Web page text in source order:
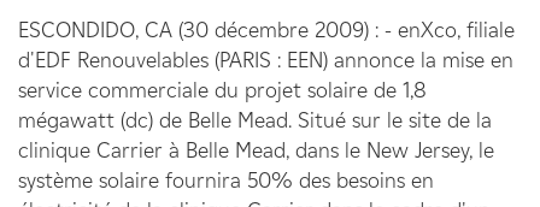
ESCONDIDO, CA (30 décembre 2009) : - enXco, filiale
d'EDF Renouvelables (PARIS : EEN) annonce la mise en
service commerciale du projet solaire de 1,8
mégawatt (dc) de Belle Mead. Situé sur le site de la
clinique Carrier à Belle Mead, dans le New Jersey, le
système solaire fournira 50% des besoins en